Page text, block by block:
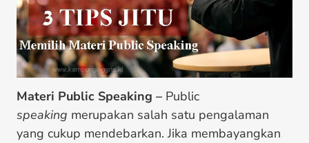
Materi Public Speaking – Public
speaking merupakan salah satu pengalaman
yang cukup mendebarkan. Jika membayangkan